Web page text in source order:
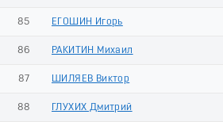
85 ЕГОШИН Игорь
86 РАКИТИН Михаил
87 ШИЛЯЕВ Виктор
88 ГЛУХИХ Дмитрий